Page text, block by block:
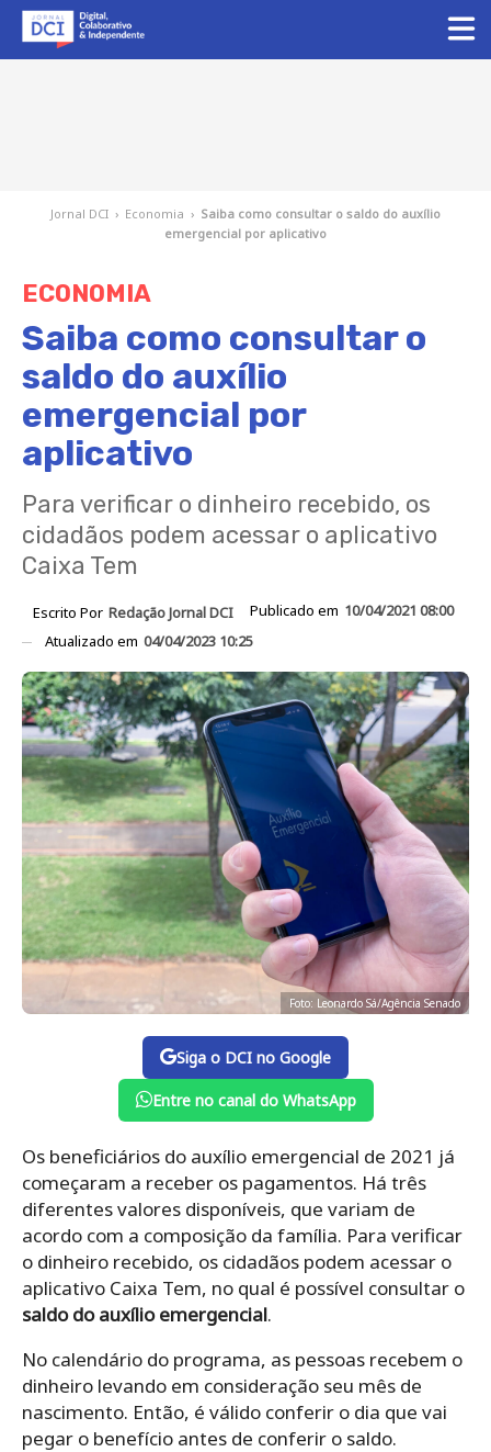
Jornal DCI › Economia › Saiba como consultar o saldo do auxílio
emergencial por aplicativo
ECONOMIA
Saiba como consultar o
saldo do auxílio
emergencial por
aplicativo
Para verificar o dinheiro recebido, os
cidadãos podem acessar o aplicativo
Caixa Tem
Escrito Por Redação Jornal DCI Publicado em 10/04/2021 08:00
Atualizado em 04/04/2023 10:25
Foto: Leonardo Sá/Agência Senado
Siga o DCI no Google
Entre no canal do WhatsApp
Os beneficiários do auxílio emergencial de 2021 já
começaram a receber os pagamentos. Há três
diferentes valores disponíveis, que variam de
acordo com a composição da família. Para verificar
o dinheiro recebido, os cidadãos podem acessar o
aplicativo Caixa Tem, no qual é possível consultar o
saldo do auxílio emergencial.
No calendário do programa, as pessoas recebem o
dinheiro levando em consideração seu mês de
nascimento. Então, é válido conferir o dia que vai
pegar o benefício antes de conferir o saldo.